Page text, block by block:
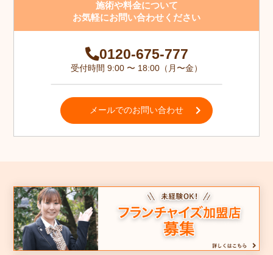
施術や料金について
お気軽にお問い合わせください
0120-675-777
受付時間 9:00 〜 18:00（月〜金）
メールでのお問い合わせ